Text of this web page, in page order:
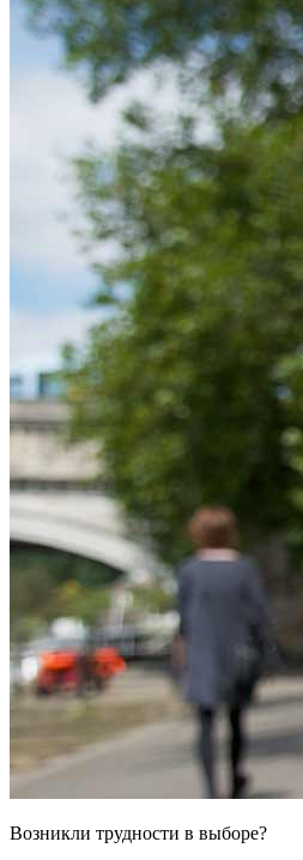
Возникли трудности в выборе?